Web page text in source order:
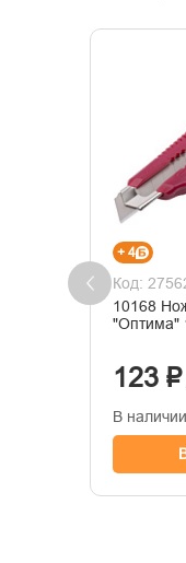
+ 4
Код:
10168
"Оптима"
123 ₽
В